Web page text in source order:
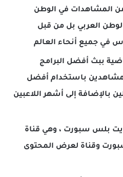
من المشاهدات في الوطن
العربي بل من قبل
في جميع أنحاء العالم
ببث أفضل البرامج
باستخدام أفضل
بالإضافة إلى أشهر اللاعبين
بلس سبورت ، وهي قناة
وقناة لعرض المحتوى